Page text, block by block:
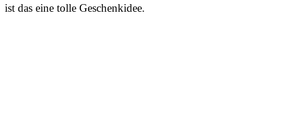
Menge
ist das eine tolle Geschenkidee.